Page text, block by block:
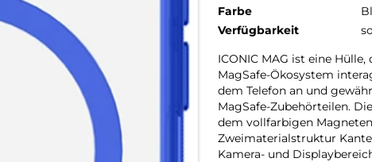
Farbe
Verfügbarkeit
ICONIC MAG ist eine
MagSafe-Ökosystem
dem Telefon an und
MagSafe-Zubehörteilen.
dem vollfarbigen
Zweimaterialstruktur
Kamera- und